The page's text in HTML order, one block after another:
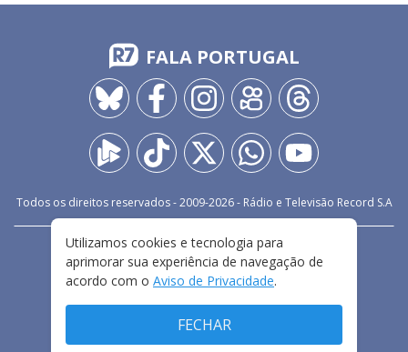
FALA PORTUGAL
Todos os direitos reservados - 2009-2026- Rádio e Televisão Record S.A
FALE CONOSCO
PRIVACIDADE
TERMOS E CONDIÇÕES DE USO
Utilizamos cookies e tecnologia para
aprimorar sua experiência de navegação de
acordo com o Aviso de Privacidade.
FECHAR